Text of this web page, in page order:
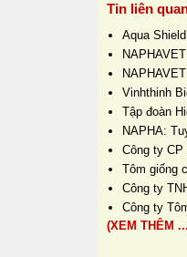
Tin liên
Aqua
Vinhthinh
Tập đoàn
NAPHA:
Công ty
Tôm giống
Công ty
Công ty
(XEM THÊM